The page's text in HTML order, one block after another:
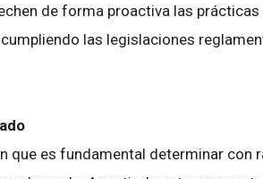
de forma proactiva las
las legislaciones
que es fundamental determinar con